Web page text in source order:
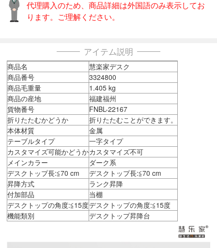
代理購入のため、商品詳細は外国語のみ表示してお
ります。ご理解ください。
アイテム説明
商品名
慧楽家デスク
商品番号
3324800
商品毛重量
1.405 kg
商品の産地
福建福州
貨物番号
FNBL-22167
折りたたむかどうか
折りたたむことができます。
本体材質
金属
テーブルタイプ
一字タイプ
カスタマイズ可能かどうかカスタマイズ不可
メインカラー
ダーク系
デスクトップ長:≦70 cm
デスクトップ長:≦70 cm
昇降方式
ランク昇降
付加部品
当棚
デスクトップの角度:≦15度デスクトップの角度:≦15度
機能類別
デスクトップ昇降台